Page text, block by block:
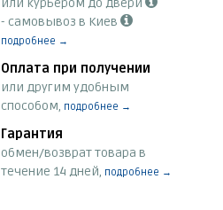
или курьером до двери
- самовывоз в Киев
подробнее →
Оплата при получении
или другим удобным
способом, подробнее →
Гарантия
обмен/возврат товара в
течение 14 дней, подробнее →